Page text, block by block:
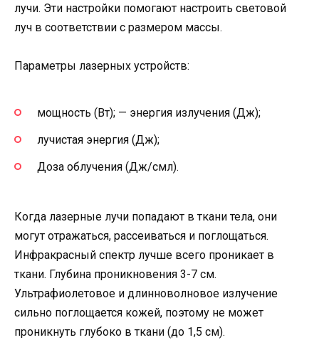
лучи. Эти настройки помогают настроить световой
луч в соответствии с размером массы.
Параметры лазерных устройств:
мощность (Вт); — энергия излучения (Дж);
лучистая энергия (Дж);
Доза облучения (Дж/смл).
Когда лазерные лучи попадают в ткани тела, они
могут отражаться, рассеиваться и поглощаться.
Инфракрасный спектр лучше всего проникает в
ткани. Глубина проникновения 3-7 см.
Ультрафиолетовое и длинноволновое излучение
сильно поглощается кожей, поэтому не может
проникнуть глубоко в ткани (до 1,5 см).